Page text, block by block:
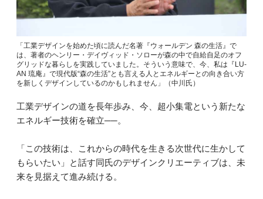
「工業デザインを始めた頃に読んだ名著『ウォールデン 森の生活』で
は、著者のヘンリー・デイヴィッド・ソローが森の中で自給自足のオフ
グリッドな暮らしを実践していました。そういう意味で、今、私は『LU-
AN 琉庵』で現代版“森の生活”とも言える人とエネルギーとの向き合い方
を新しくデザインしているのかもしれません」（中川氏）
工業デザインの道を長年歩み、今、超小集電という新たな
エネルギー技術を確立──。
「この技術は、これからの時代を生きる次世代に生かして
もらいたい」と話す同氏のデザインクリエーティブは、未
来を見据えて進み続ける。